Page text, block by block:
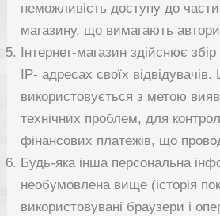
неможливість доступу до
магазину, що вимагають
Інтернет-магазин здійснює
IP- адресах своїх
використовується з метою
технічних проблем, для
фінансових платежів, що
Будь-яка інша персональна
необумовлена вище (історія
використовувані браузери і